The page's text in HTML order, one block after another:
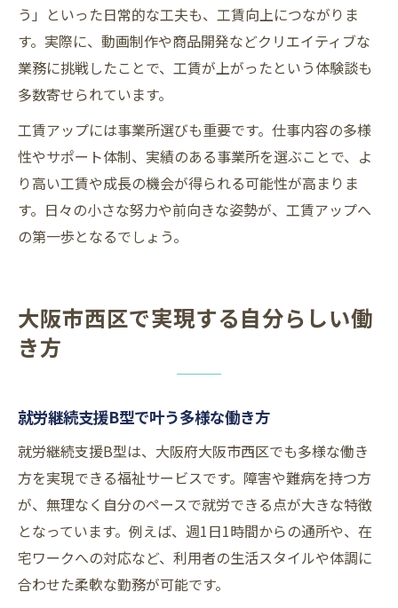
う」といった日常的な工夫も、工賃向上につながりま
す。実際に、動画制作や商品開発などクリエイティブな
業務に挑戦したことで、工賃が上がったという体験談も
多数寄せられています。
工賃アップには事業所選びも重要です。仕事内容の多様
性やサポート体制、実績のある事業所を選ぶことで、よ
り高い工賃や成長の機会が得られる可能性が高まりま
す。日々の小さな努力や前向きな姿勢が、工賃アップへ
の第一歩となるでしょう。
大阪市西区で実現する自分らしい働
き方
就労継続支援B型で叶う多様な働き方
就労継続支援B型は、大阪府大阪市西区でも多様な働き
方を実現できる福祉サービスです。障害や難病を持つ方
が、無理なく自分のペースで就労できる点が大きな特徴
となっています。例えば、週1日1時間からの通所や、在
宅ワークへの対応など、利用者の生活スタイルや体調に
合わせた柔軟な勤務が可能です。